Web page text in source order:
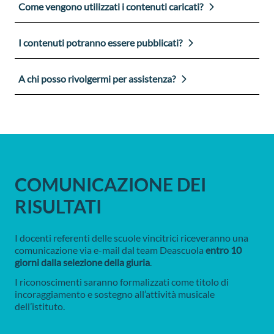
Come vengono utilizzati i contenuti caricati?
I contenuti potranno essere pubblicati?
A chi posso rivolgermi per assistenza?
COMUNICAZIONE DEI
RISULTATI
I docenti referenti delle scuole vincitrici riceveranno una
comunicazione via e-mail dal team Deascuola entro 10
giorni dalla selezione della giuria.
I riconoscimenti saranno formalizzati come titolo di
incoraggiamento e sostegno all’attività musicale
dell’istituto.